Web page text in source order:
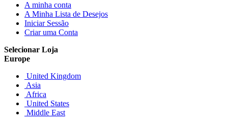
A minha conta
A Minha Lista de Desejos
Iniciar Sessão
Criar uma Conta
Selecionar Loja
Europe
United Kingdom
Asia
Africa
United States
Middle East